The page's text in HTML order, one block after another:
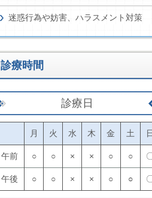
迷惑行為や妨害、ハラスメント対策
診療時間
診療日
月 火 水 木 金 土
午前 ○ ○ × × ○ ○
午後 ○ ○ × × ○ ○